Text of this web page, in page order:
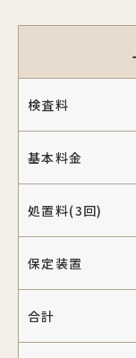
検査料
基本料金
処置料(3回)
保定装置
合計